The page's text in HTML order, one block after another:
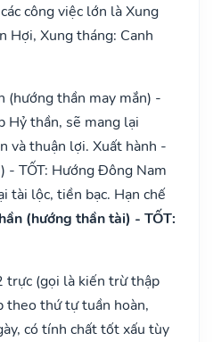
công việc lớn là Xung
Hợi, Xung tháng: Canh
(hướng thần may mắn) -
Hỷ thần, sẽ mang lại
và thuận lợi. Xuất hành -
- TỐT: Hướng Đông Nam
tài lộc, tiền bạc. Hạn chế
(hướng thần tài) - TỐT:
trực (gọi là kiến trừ thập
theo thứ tự tuần hoàn,
có tính chất tốt xấu tùy